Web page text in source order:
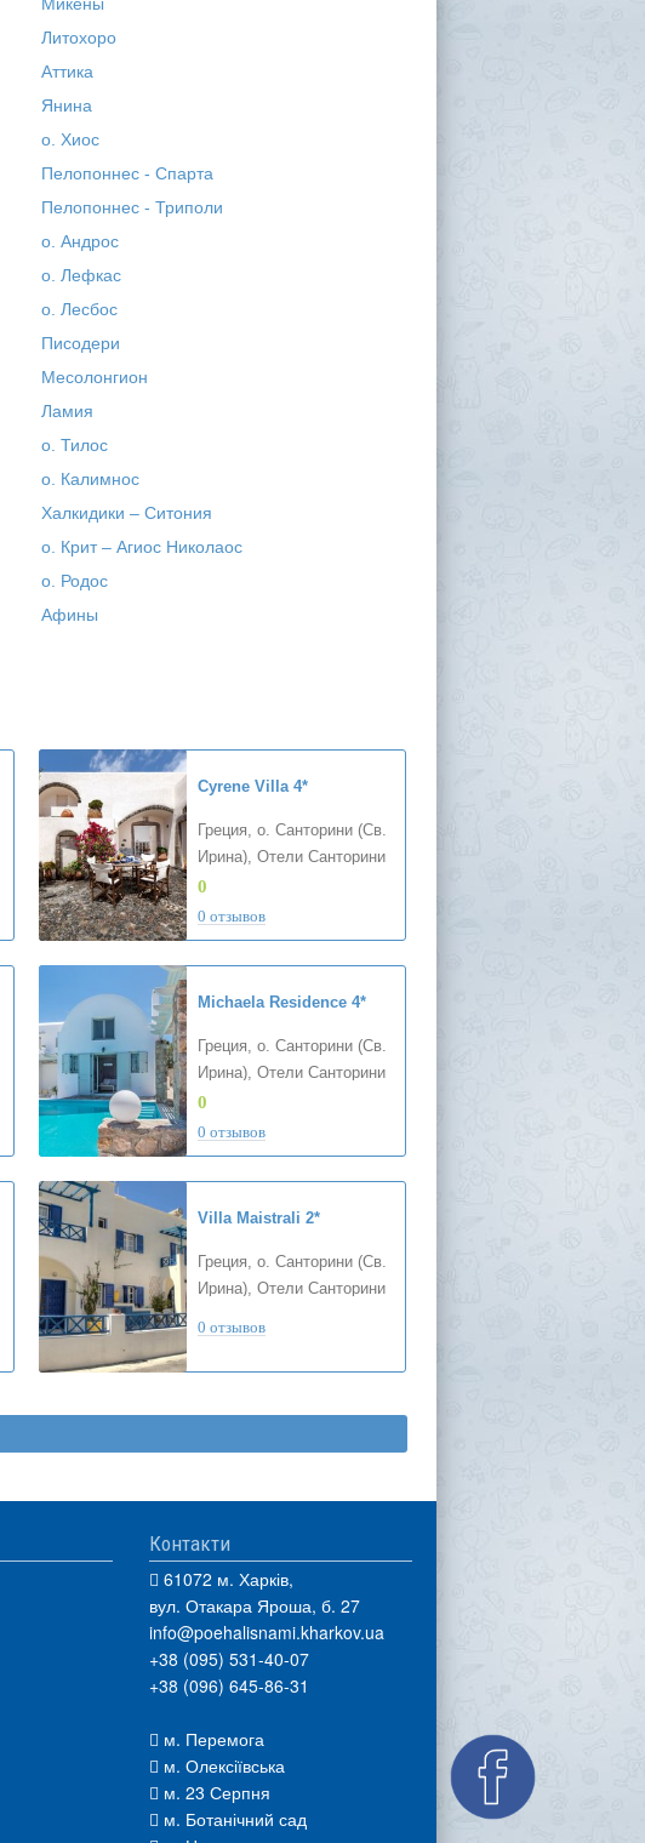
Литохоро
Аттика
Янина
о. Хиос
Пелопоннес - Спарта
Пелопоннес - Триполи
о. Андрос
о. Лефкас
о. Лесбос
Писодери
Месолонгион
Ламия
о. Тилос
о. Калимнос
Халкидики – Ситония
о. Крит – Агиос Николаос
о. Родос
Афины
Cyrene Villa 4*
Греция, о. Санторини (Св.
Ирина), Отели Санторини
0
0 отзывов
Michaela Residence 4*
Греция, о. Санторини (Св.
Ирина), Отели Санторини
0
0 отзывов
Villa Maistrali 2*
Греция, о. Санторини (Св.
Ирина), Отели Санторини
0 отзывов
Контакти
61072 м. Харків,
вул. Отакара Яроша, б. 27
info@poehalisnami.kharkov.ua
+38 (095) 531-40-07
+38 (096) 645-86-31
м. Перемога
м. Олексіївська
м. 23 Серпня
м. Ботанічний сад